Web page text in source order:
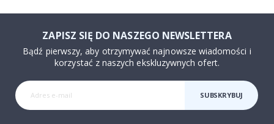
ZAPISZ SIĘ DO NASZEGO NEWSLETTERA
Bądź pierwszy, aby otrzymywać najnowsze wiadomości i
korzystać z naszych ekskluzywnych ofert.
SUBSKRYBUJ